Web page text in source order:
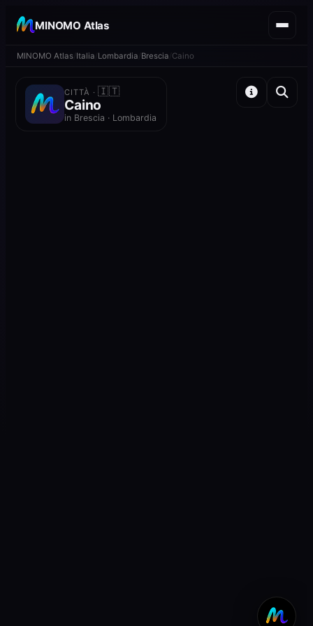
MINOMO Atlas
MINOMO Atlas Italia Lombardia Brescia Caino
CITTÀ ·🇮🇹
Caino
in Brescia · Lombardia